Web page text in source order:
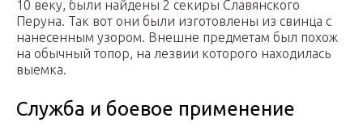
10 веку, были найдены 2 секиры Славянского
Перуна. Так вот они были изготовлены из свинца с
нанесенным узором. Внешне предметам был похож
на обычный топор, на лезвии которого находилась
выемка.
Служба и боевое применение